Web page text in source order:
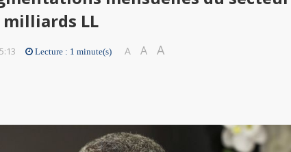
milliards LL
Lecture : 1 minute(s) A A A